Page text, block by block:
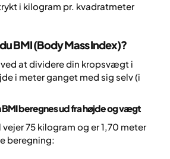
i kilogram pr. kvadratmeter
BMI (Body Mass Index)?
ved at dividere din kropsvægt i
i meter ganget med sig selv (i
beregnes ud fra højde og vægt
75 kilogram og er 1,70 meter
beregning: